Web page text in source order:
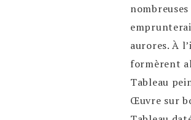
aurores. À
formèrent
Tableau
Œuvre sur